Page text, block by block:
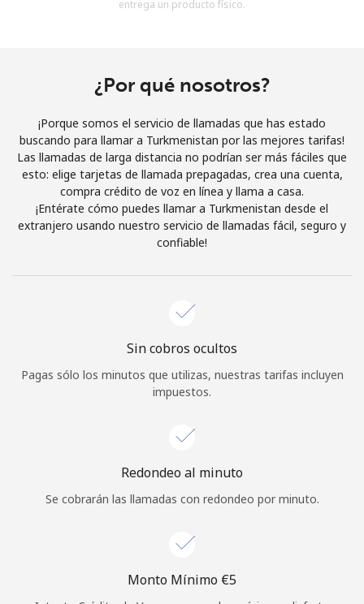
Al abrir una cuenta en este sitio web, estoy de acuerdo con
Únete
¡Hola!
Inicia sesión oREGÍSTRATE →
Iniciar Sesión
o
Continuar con
entrega un producto físico.
¿Por qué nosotros?
¡Porque somos el servicio de llamadas que has estado
buscando para llamar a Turkmenistan por las mejores tarifas!
Las llamadas de larga distancia no podrían ser más fáciles que
esto: elige tarjetas de llamada prepagadas, crea una cuenta,
compra crédito de voz en línea y llama a casa.
¡Entérate cómo puedes llamar a Turkmenistan desde el
extranjero usando nuestro servicio de llamadas fácil, seguro y
confiable!
Sin cobros ocultos
Pagas sólo los minutos que utilizas, nuestras tarifas incluyen
impuestos.
Redondeo al minuto
Se cobrarán las llamadas con redondeo por minuto.
Monto Mínimo ⁦€5⁩